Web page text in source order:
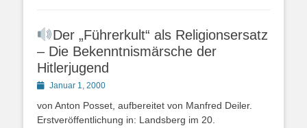
Der „Führerkult“ als Religionsersatz
– Die Bekenntnismärsche der
Hitlerjugend
PostedJanuar 1, 2000
von Anton Posset, aufbereitet von Manfred Deiler.
Erstveröffentlichung in: Landsberg im 20.